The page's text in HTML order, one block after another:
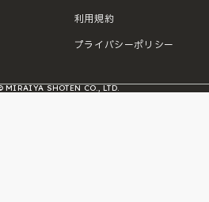
利用規約
プライバシーポリシー
MIRAIYA SHOTEN CO., LTD.